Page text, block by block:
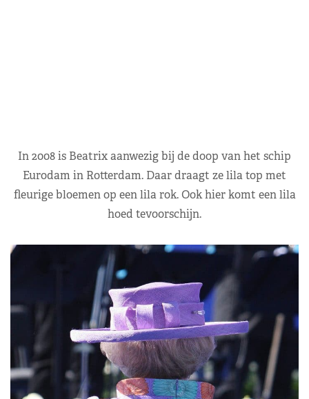
In 2008 is Beatrix aanwezig bij de doop van het schip
Eurodam in Rotterdam. Daar draagt ze lila top met
fleurige bloemen op een lila rok. Ook hier komt een lila
hoed tevoorschijn.